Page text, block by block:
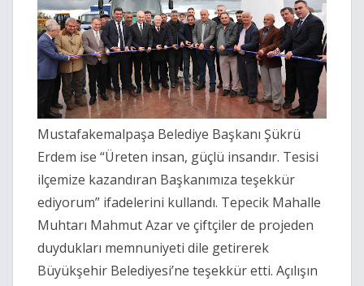
Mustafakemalpaşa Belediye Başkanı Şükrü
Erdem ise “Üreten insan, güçlü insandır. Tesisi
ilçemize kazandıran Başkanımıza teşekkür
ediyorum” ifadelerini kullandı. Tepecik Mahalle
Muhtarı Mahmut Azar ve çiftçiler de projeden
duydukları memnuniyeti dile getirerek
Büyükşehir Belediyesi’ne teşekkür etti. Açılışın